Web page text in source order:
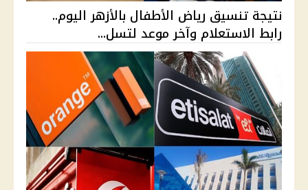
نتيجة تنسيق رياض الأطفال بالأزهر اليوم..
رابط الاستعلام وآخر موعد لتسل...